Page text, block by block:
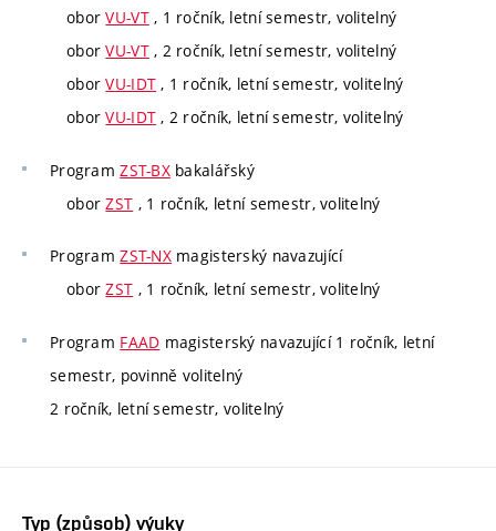
oborVU-VT, 1 ročník, letní semestr, volitelný
oborVU-VT, 2 ročník, letní semestr, volitelný
oborVU-IDT , 1 ročník, letní semestr, volitelný
oborVU-IDT , 2 ročník, letní semestr, volitelný
ProgramZST-BXbakalářský
oborZST , 1 ročník, letní semestr, volitelný
ProgramZST-NXmagisterský navazující
oborZST , 1 ročník, letní semestr, volitelný
Program FAAD magisterský navazující 1 ročník, letní
semestr, povinně volitelný
2 ročník, letní semestr, volitelný
Typ (způsob) výuky